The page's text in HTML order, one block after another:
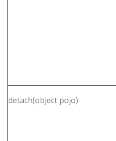
detach(object pojo)